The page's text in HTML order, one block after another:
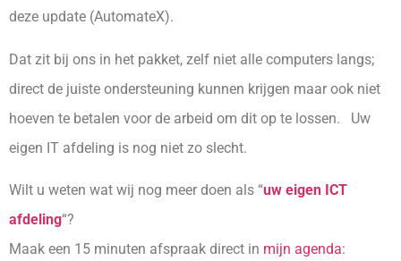
deze update (AutomateX).
Dat zit bij ons in het pakket, zelf niet alle computers langs;
direct de juiste ondersteuning kunnen krijgen maar ook niet
hoeven te betalen voor de arbeid om dit op te lossen. Uw
eigen IT afdeling is nog niet zo slecht.
Wilt u weten wat wij nog meer doen als “uw eigen ICT
afdeling“?
Maak een 15 minuten afspraak direct in mijn agenda: